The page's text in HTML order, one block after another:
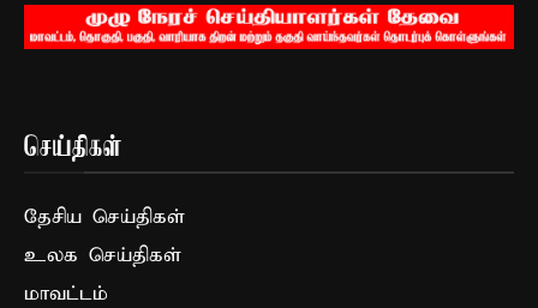
செய்திகள்
தேசிய செய்திகள்
உலக செய்திகள்
மாவட்டம்